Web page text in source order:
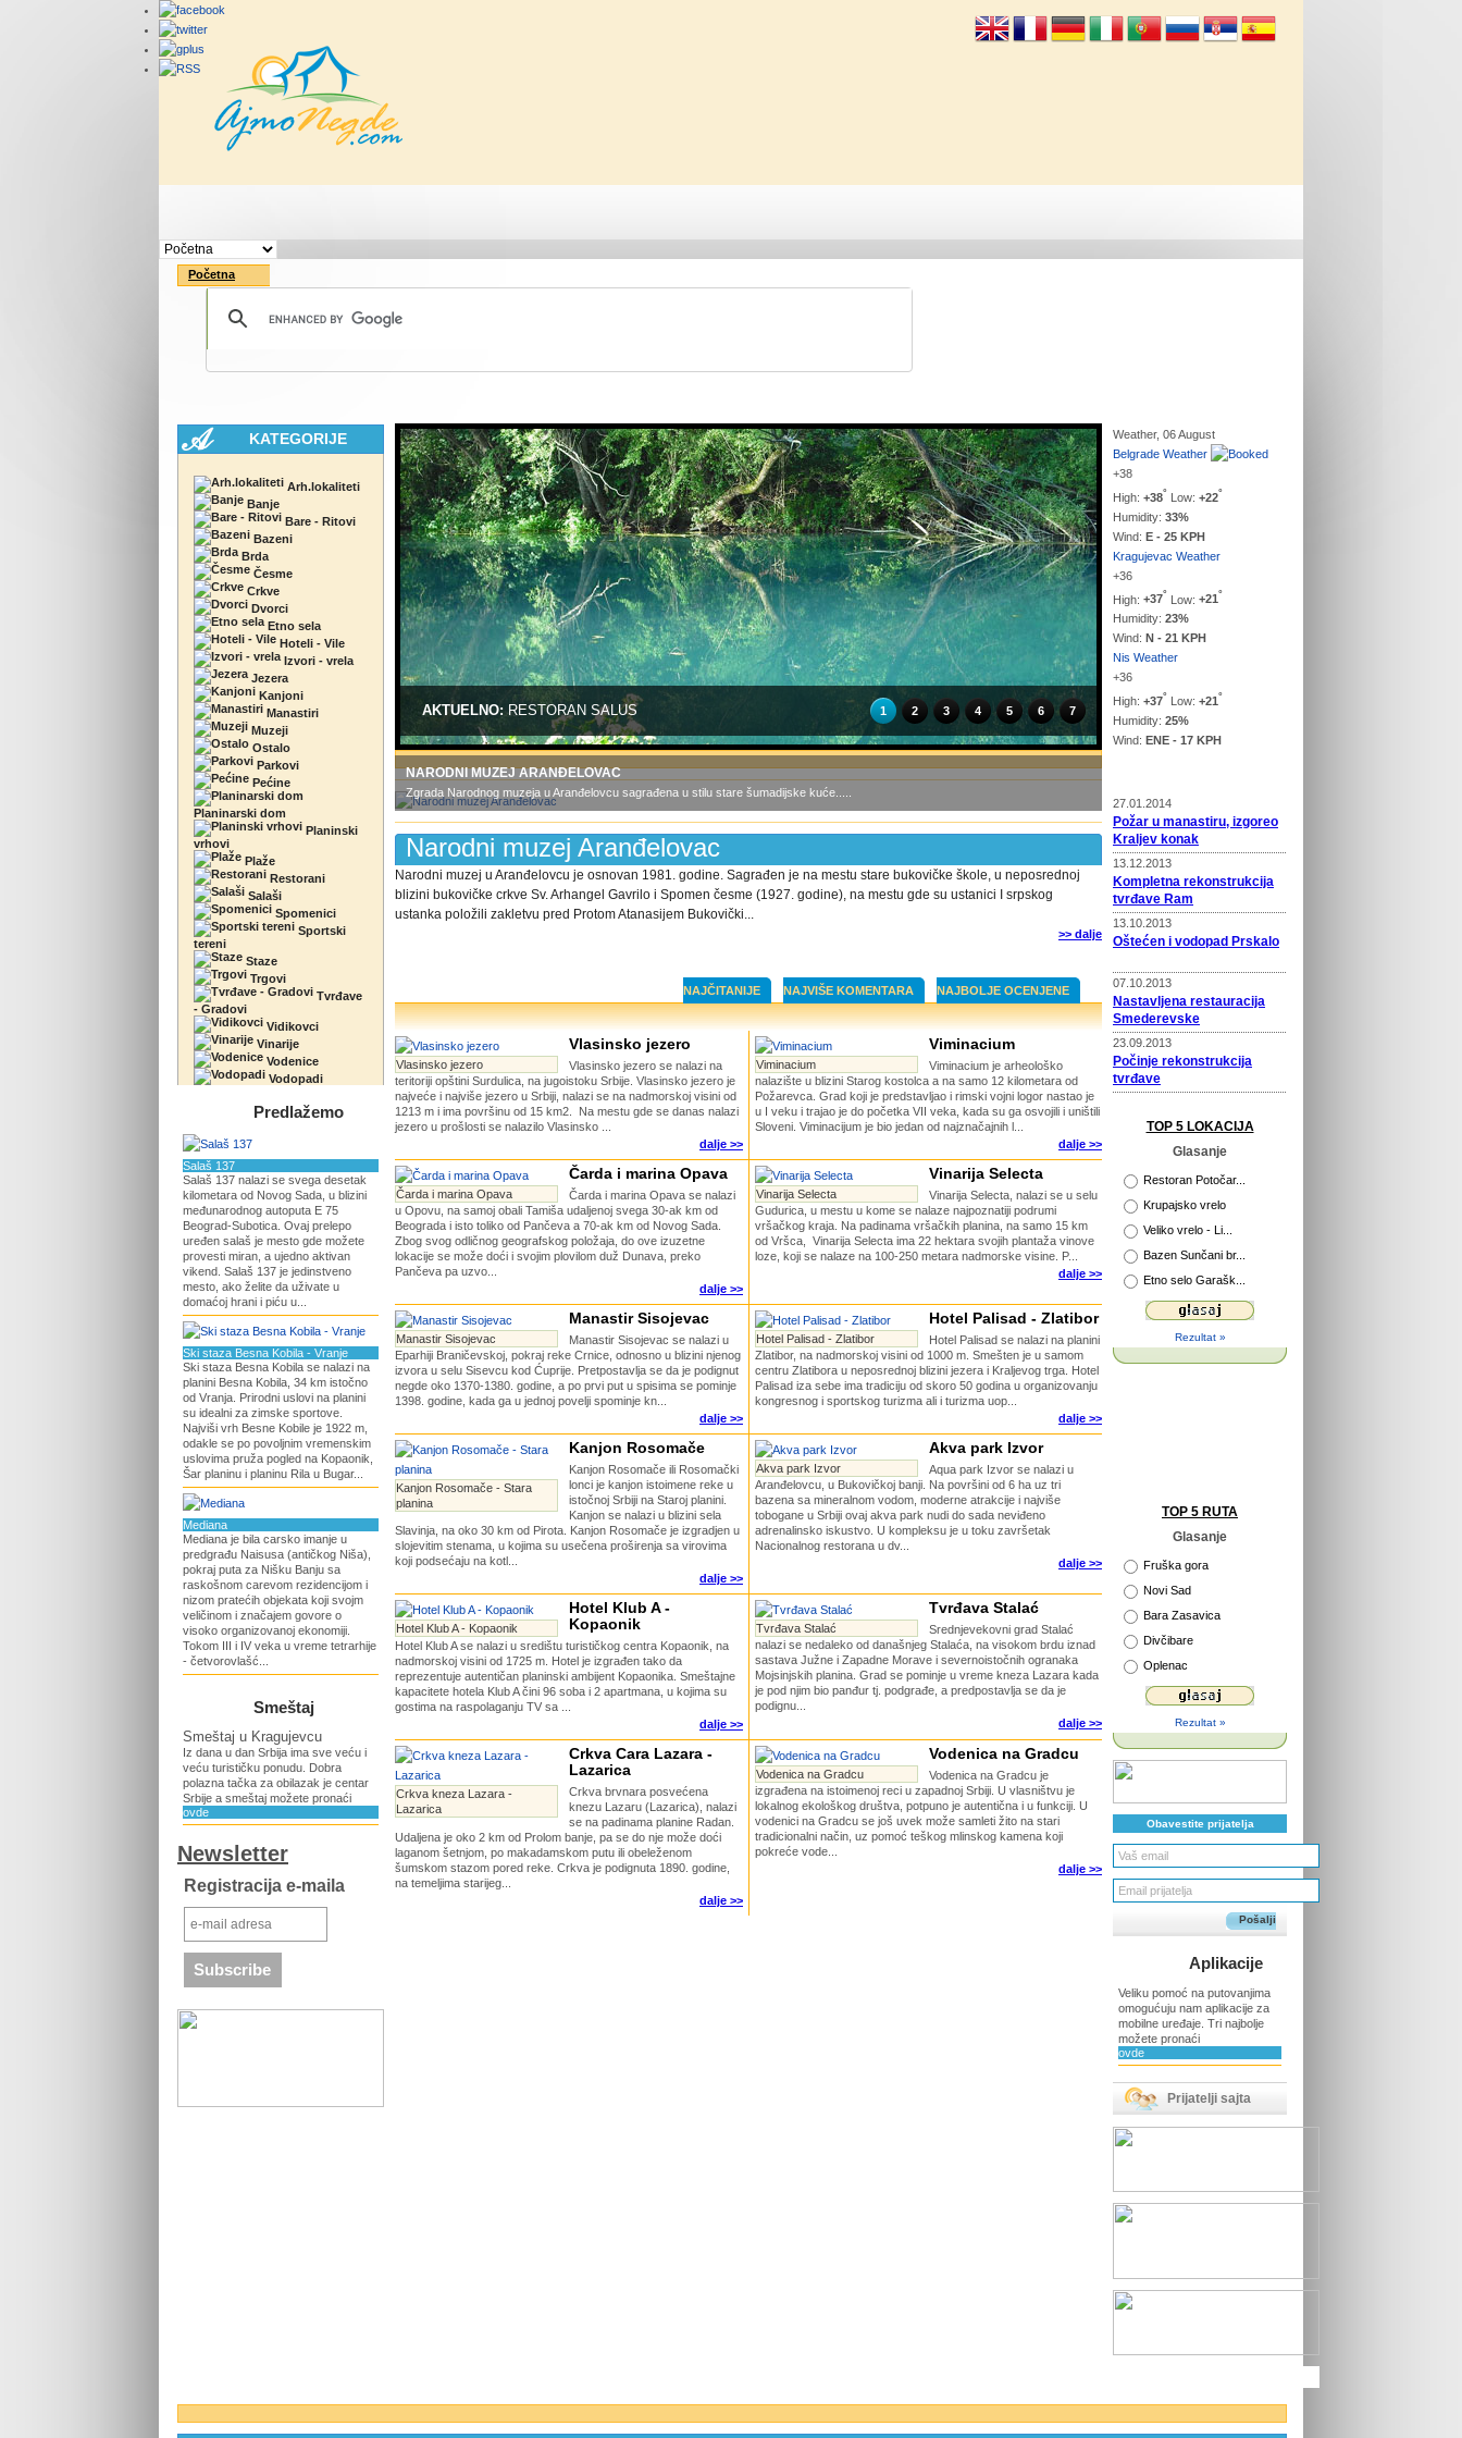
Početna
KATEGORIJE
Arh.lokaliteti
Banje
Bare - Ritovi
Bazeni
Brda
Česme
Crkve
Dvorci
Etno sela
Hoteli - Vile
Izvori - vrela
Jezera
Kanjoni
Manastiri
Muzeji
Ostalo
Parkovi
Pećine
Planinarski dom
Planinski
vrhovi
Plaže
Restorani
Salaši
Spomenici
Sportski
tereni
Staze
Trgovi
Tvrđave
- Gradovi
Vidikovci
Vinarije
Vodenice
Vodopadi
Predlažemo
Salaš 137
Salaš 137 nalazi se svega desetak
kilometara od Novog Sada, u blizini
međunarodnog autoputa E 75
Beograd-Subotica. Ovaj prelepo
uređen salaš je mesto gde možete
provesti miran, a ujedno aktivan
vikend. Salaš 137 je jedinstveno
mesto, ako želite da uživate u
domaćoj hrani i piću u...
Ski staza Besna Kobila - Vranje
Ski staza Besna Kobila se nalazi na
planini Besna Kobila, 34 km istočno
od Vranja. Prirodni uslovi na planini
su idealni za zimske sportove.
Najviši vrh Besne Kobile je 1922 m,
odakle se po povoljnim vremenskim
uslovima pruža pogled na Kopaonik,
Šar planinu i planinu Rila u Bugar...
Mediana
Mediana je bila carsko imanje u
predgrađu Naisusa (antičkog Niša),
pokraj puta za Nišku Banju sa
raskošnom carevom rezidencijom i
nizom pratećih objekata koji svojm
veličinom i značajem govore o
visoko organizovanoj ekonomiji.
Tokom III i IV veka u vreme tetrarhije
- četvorovlašć...
Smeštaj
Smeštaj u Kragujevcu
Iz dana u dan Srbija ima sve veću i
veću turističku ponudu. Dobra
polazna tačka za obilazak je centar
Srbije a smeštaj možete pronaći
ovde
Newsletter
Registracija e-maila
AKTUELNO:RESTORAN SALUS 1 2 3 4 5 6 7
NARODNI MUZEJ ARANĐELOVAC
Zgrada Narodnog muzeja u Aranđelovcu sagrađena u stilu stare šumadijske kuće.....
Narodni muzej Aranđelovac
Narodni muzej u Aranđelovcu je osnovan 1981. godine. Sagrađen je na mestu stare bukovičke škole, u neposrednoj
blizini bukovičke crkve Sv. Arhangel Gavrilo i Spomen česme (1927. godine), na mestu gde su ustanici I srpskog
ustanka položili zakletvu pred Protom Atanasijem Bukovički...
>> dalje
NAJČITANIJE NAJVIŠE KOMENTARA NAJBOLJE OCENJENE
Vlasinsko jezero
Vlasinsko jezero
Vlasinsko jezero se nalazi na
teritoriji opštini Surdulica, na jugoistoku Srbije. Vlasinsko jezero je
najveće i najviše jezero u Srbiji, nalazi se na nadmorskoj visini od
1213 m i ima površinu od 15 km2. Na mestu gde se danas nalazi
jezero u prošlosti se nalazilo Vlasinsko ...
dalje >>
Viminacium
Viminacium
Viminacium je arheološko
nalazište u blizini Starog kostolca a na samo 12 kilometara od
Požarevca. Grad koji je predstavljao i rimski vojni logor nastao je
u I veku i trajao je do početka VII veka, kada su ga osvojili i uništili
Sloveni. Viminacijum je bio jedan od najznačajnih l...
dalje >>
Čarda i marina Opava
Čarda i marina Opava
Čarda i marina Opava se nalazi
u Opovu, na samoj obali Tamiša udaljenoj svega 30-ak km od
Beograda i isto toliko od Pančeva a 70-ak km od Novog Sada.
Zbog svog odličnog geografskog položaja, do ove izuzetne
lokacije se može doći i svojim plovilom duž Dunava, preko
Pančeva pa uzvo...
dalje >>
Vinarija Selecta
Vinarija Selecta
Vinarija Selecta, nalazi se u selu
Gudurica, u mestu u kome se nalaze najpoznatiji podrumi
vršačkog kraja. Na padinama vršačkih planina, na samo 15 km
od Vršca, Vinarija Selecta ima 22 hektara svojih plantaža vinove
loze, koji se nalaze na 100-250 metara nadmorske visine. P...
dalje >>
Manastir Sisojevac
Manastir Sisojevac
Manastir Sisojevac se nalazi u
Eparhiji Braničevskoj, pokraj reke Crnice, odnosno u blizini njenog
izvora u selu Sisevcu kod Ćuprije. Pretpostavlja se da je podignut
negde oko 1370-1380. godine, a po prvi put u spisima se pominje
1398. godine, kada ga u jednoj povelji spominje kn...
dalje >>
Hotel Palisad - Zlatibor
Hotel Palisad - Zlatibor
Hotel Palisad se nalazi na planini
Zlatibor, na nadmorskoj visini od 1000 m. Smešten je u samom
centru Zlatibora u neposrednoj blizini jezera i Kraljevog trga. Hotel
Palisad iza sebe ima tradiciju od skoro 50 godina u organizovanju
kongresnog i sportskog turizma ali i turizma uop...
dalje >>
Kanjon Rosomače - Stara
planina
Kanjon Rosomače
Kanjon Rosomače ili Rosomački
lonci je kanjon istoimene reke u
istočnoj Srbiji na Staroj planini.
Kanjon se nalazi u blizini sela
Slavinja, na oko 30 km od Pirota. Kanjon Rosomače je izgradjen u
slojevitim stenama, u kojima su usečena proširenja sa virovima
koji podsećaju na kotl...
dalje >>
Akva park Izvor
Akva park Izvor
Aqua park Izvor se nalazi u
Aranđelovcu, u Bukovičkoj banji. Na površini od 6 ha uz tri
bazena sa mineralnom vodom, moderne atrakcije i najviše
tobogane u Srbiji ovaj akva park nudi do sada neviđeno
adrenalinsko iskustvo. U kompleksu je u toku završetak
Nacionalnog restorana u dv...
dalje >>
Hotel Klub A - Kopaonik
Hotel Klub A -
Kopaonik
Hotel Klub A se nalazi u središtu turističkog centra Kopaonik, na
nadmorskoj visini od 1725 m. Hotel je izgrađen tako da
reprezentuje autentičan planinski ambijent Kopaonika. Smeštajne
kapacitete hotela Klub A čini 96 soba i 2 apartmana, u kojima su
gostima na raspolaganju TV sa ...
dalje >>
Tvrđava Stalać
Tvrđava Stalać
Srednjevekovni grad Stalać
nalazi se nedaleko od današnjeg Stalaća, na visokom brdu iznad
sastava Južne i Zapadne Morave i severnoistočnih ogranaka
Mojsinjskih planina. Grad se pominje u vreme kneza Lazara kada
je pod njim bio panđur tj. podgrađe, a predpostavlja se da je
podignu...
dalje >>
Crkva kneza Lazara -
Lazarica
Crkva Cara Lazara -
Lazarica
Crkva brvnara posvećena
knezu Lazaru (Lazarica), nalazi
se na padinama planine Radan.
Udaljena je oko 2 km od Prolom banje, pa se do nje može doći
laganom šetnjom, po makadamskom putu ili obeleženom
šumskom stazom pored reke. Crkva je podignuta 1890. godine,
na temeljima starijeg...
dalje >>
Vodenica na Gradcu
Vodenica na Gradcu
Vodenica na Gradcu je
izgrađena na istoimenoj reci u zapadnoj Srbiji. U vlasništvu je
lokalnog ekološkog društva, potpuno je autentična i u funkciji. U
vodenici na Gradcu se još uvek može samleti žito na stari
tradicionalni način, uz pomoć teškog mlinskog kamena koji
pokreće vode...
dalje >>
Weather, 06 August
Belgrade Weather
+38
High: +38° Low: +22°
Humidity: 33%
Wind: E - 25 KPH
Kragujevac Weather
+36
High: +37° Low: +21 °
Humidity: 23%
Wind: N - 21 KPH
Nis Weather
+36
High: +37° Low: +21°
Humidity: 25%
Wind: ENE - 17 KPH
27.01.2014
Požar u manastiru, izgoreo
Kraljev konak
13.12.2013
Kompletna rekonstrukcija
tvrđave Ram
13.10.2013
Oštećen i vodopad Prskalo
07.10.2013
Nastavljena restauracija
Smederevske
23.09.2013
Počinje rekonstrukcija
tvrđave
Prošireni kapaciteti Vile
Novi putokazi na Rajcu
29.04.2013
Otvorena platforma za
razgledanje
26.04.2013
115 godina Velikog Parka u
Kragujevcu
Počinje obnova tvrđave
TOP 5 LOKACIJA
Glasanje
Restoran Potočar...
Krupajsko vrelo
Veliko vrelo - Li...
Bazen Sunčani br...
Etno selo Garašk...
Rezultat »
TOP 5 RUTA
Glasanje
Fruška gora
Novi Sad
Bara Zasavica
Divčibare
Oplenac
Rezultat »
Obavestite prijatelja
Pošalji
Aplikacije
Veliku pomoć na putovanjima
omogućuju nam aplikacije za
mobilne uređaje. Tri najbolje
možete pronaći
ovde
Prijatelji sajta